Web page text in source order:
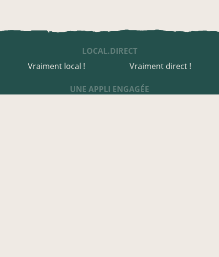
LOCAL.DIRECT
Vraiment local !
Vraiment direct !
UNE APPLI ENGAGÉE